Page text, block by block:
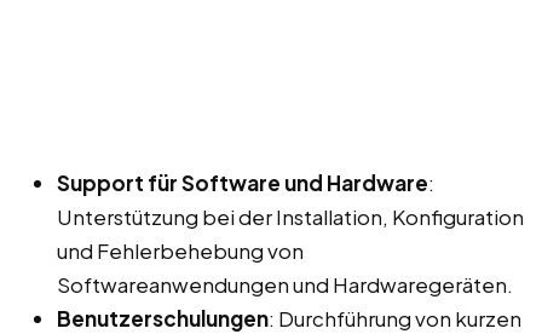
Support für Software und Hardware:
Unterstützung bei der Installation, Konfiguration
und Fehlerbehebung von
Softwareanwendungen und Hardwaregeräten.
Benutzerschulungen: Durchführung von kurzen